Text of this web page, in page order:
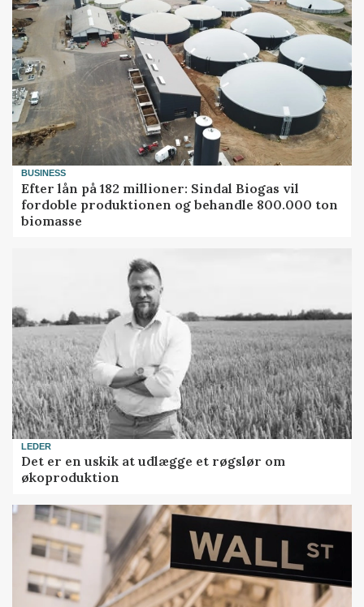
BUSINESS
Efter lån på 182 millioner: Sindal Biogas vil
fordoble produktionen og behandle 800.000 ton
biomasse
LEDER
Det er en uskik at udlægge et røgslør om
økoproduktion